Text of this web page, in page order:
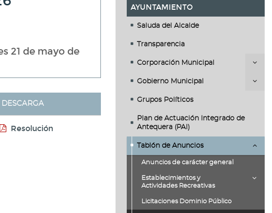
21 de mayo de
DESCARGA
Resolución
AYUNTAMIENTO
Saluda del Alcalde
Transparencia
Corporación Municipal
Gobierno Municipal
Grupos Políticos
Plan de Actuación Integrado de
Antequera (PAI)
Tablón de Anuncios
Anuncios de carácter general
Establecimientos y
Actividades Recreativas
Licitaciones Dominio Público